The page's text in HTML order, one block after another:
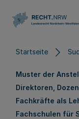
Startseite
Muster der
Direktoren,
Fachkräfte als
Fachschulen für